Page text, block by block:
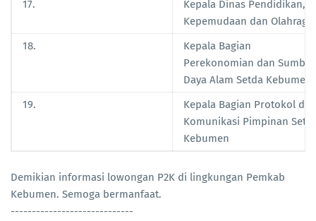
17.
Kepala Dinas Pendidikan,
Kepemudaan dan Olahraga
18.
Kepala Bagian
Perekonomian dan Sumber
Daya Alam Setda Kebumen
19.
Kepala Bagian Protokol dan
Komunikasi Pimpinan
Kebumen
Demikian informasi lowongan P2K di lingkungan Pemkab
Kebumen. Semoga bermanfaat.
-----------------------------